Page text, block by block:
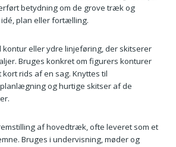
betydning om de grove træk og
plan eller fortælling.
kontur eller ydre linjeføring, der skitserer
Bruges konkret om figurers konturer
rids af en sag. Knyttes til
og hurtige skitser af de
af hovedtræk, ofte leveret som et
Bruges i undervisning, møder og